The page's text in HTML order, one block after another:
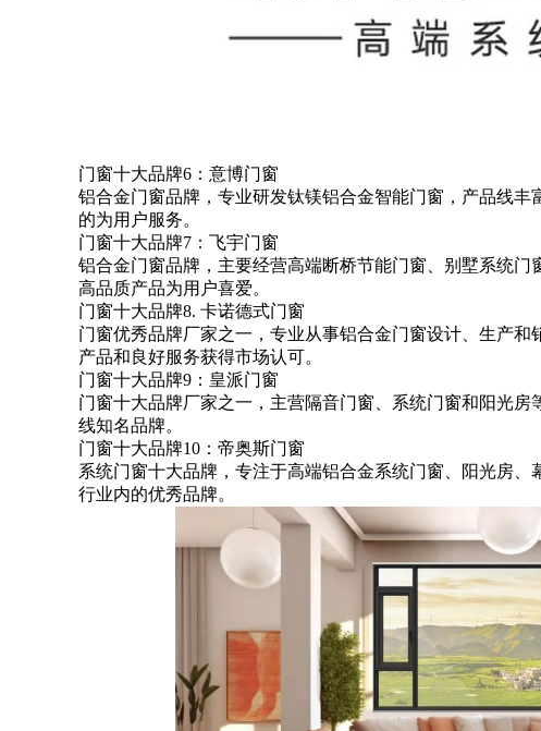
门窗十大品牌6：意博门窗
铝合金门窗品牌，专业研发钛镁铝合金智能门窗，产品线
的为用户服务。
门窗十大品牌7：飞宇门窗
铝合金门窗品牌，主要经营高端断桥节能门窗、别墅系统
高品质产品为用户喜爱。
门窗十大品牌8. 卡诺德式门窗
门窗优秀品牌厂家之一，专业从事铝合金门窗设计、生产
产品和良好服务获得市场认可。
门窗十大品牌9：皇派门窗
门窗十大品牌厂家之一，主营隔音门窗、系统门窗和阳光
线知名品牌。
门窗十大品牌10：帝奥斯门窗
系统门窗十大品牌，专注于高端铝合金系统门窗、阳光房
行业内的优秀品牌。